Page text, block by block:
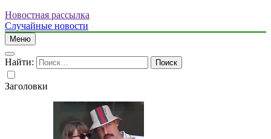
Новостная рассылка
Случайные новости
Меню
Найти:
Заголовки